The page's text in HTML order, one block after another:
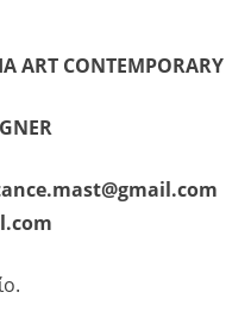
ART CONTEMPORARY